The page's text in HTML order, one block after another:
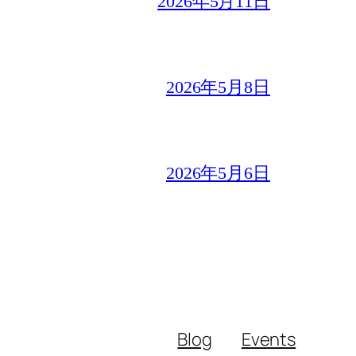
2026年5月8日
2026年5月6日
Blog
Events